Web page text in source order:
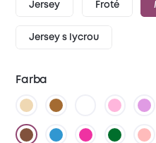
Jersey Froté
Jersey s lycrou
Farba